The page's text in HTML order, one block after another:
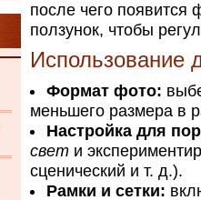
после чего появится
ползунок, чтобы
Использование
Формат фото:
меньшего размера в
Настройка для
свет и
сценический и т. д.).
Рамки и сетки: